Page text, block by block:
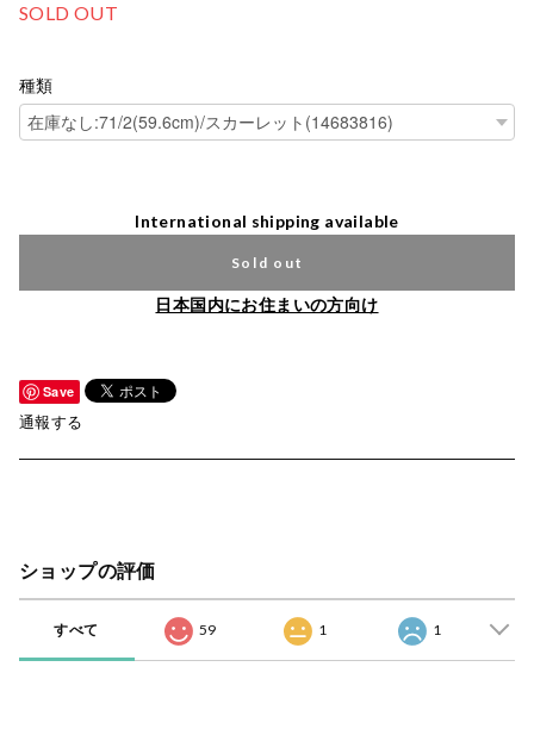
SOLD OUT
種類
International shipping available
Sold out
日本国内にお住まいの方向け
Save
通報する
ショップの評価
すべて 59 1 1